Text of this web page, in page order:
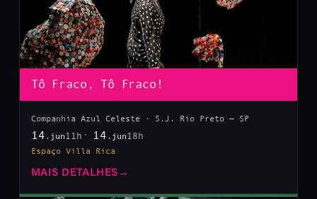
Tô Fraco, Tô Fraco!
Companhia Azul Celeste · S.J. Rio Preto — SP
14 .jun 11h 14 .jun 18h
Espaço Villa Rica
MAIS DETALHES →